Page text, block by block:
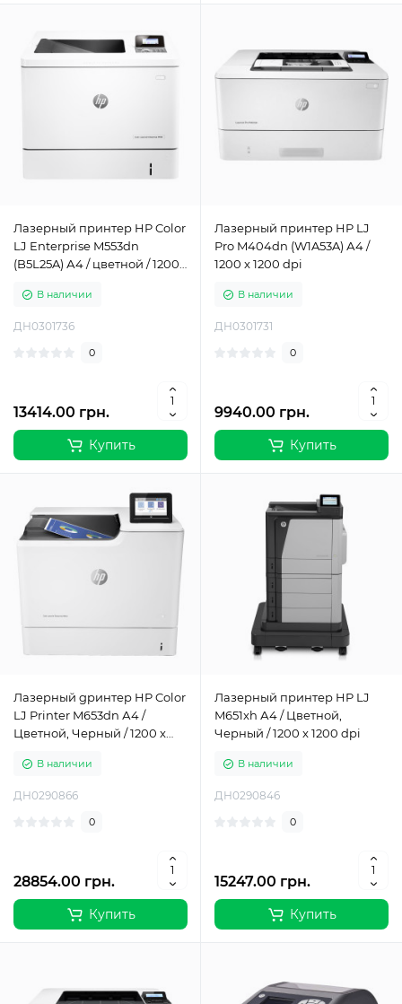
Лазерный принтер HP Color
LJ Enterprise M553dn
(B5L25A) А4 / цветной / 1200
В наличии
ДН0301736
0
13414.00 грн.
Купить
Лазерный принтер HP LJ
Pro M404dn (W1A53A) А4 /
1200 x 1200 dpi
В наличии
ДН0301731
0
9940.00 грн.
Купить
Лазерный gринтер HP Color
LJ Printer M653dn А4 /
Цветной, Черный / 1200 x
В наличии
ДН0290866
0
28854.00 грн.
Купить
Лазерный принтер HP LJ
M651xh А4 / Цветной,
Черный / 1200 x 1200 dpi
В наличии
ДН0290846
0
15247.00 грн.
Купить